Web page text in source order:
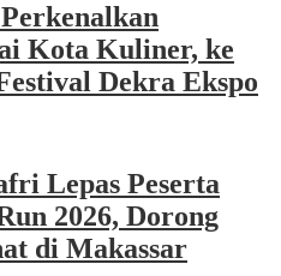
Kota Kuliner, ke
Dekra Ekspo
Lepas Peserta
2026, Dorong
di Makassar